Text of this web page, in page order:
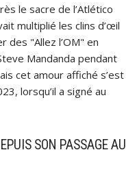
le sacre de l’Atlético
multiplié les clins d’œil
des "Allez l’OM" en
Mandanda pendant
cet amour affiché s’est
lorsqu’il a signé au
SON PASSAGE AU